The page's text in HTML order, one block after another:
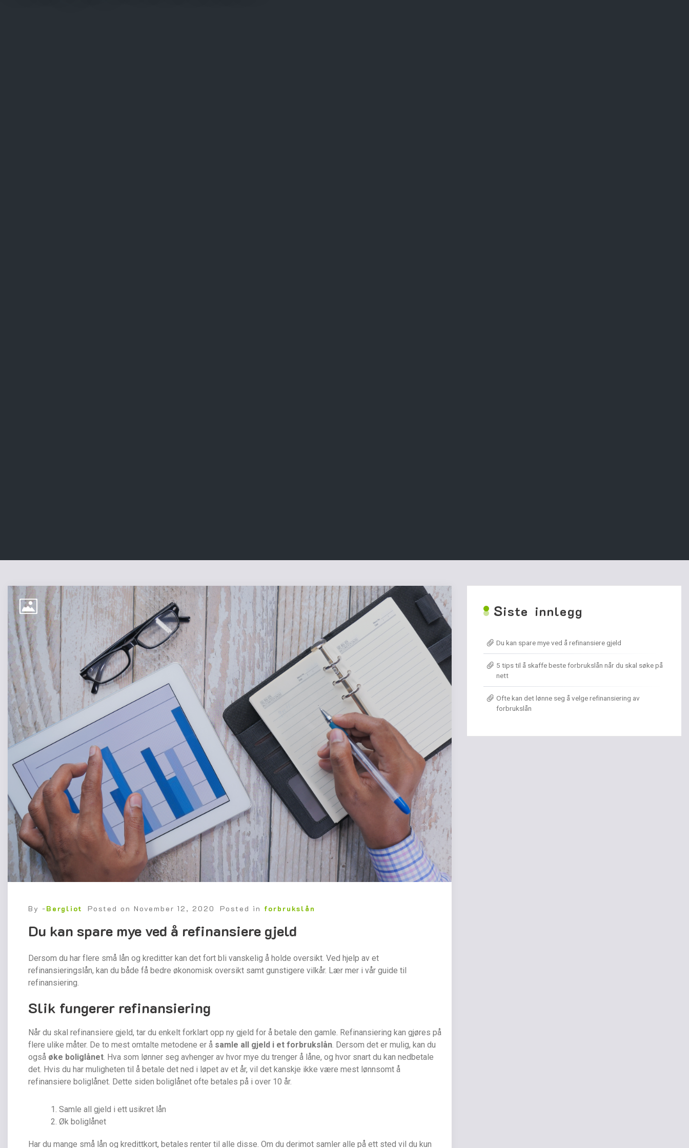
By -Bergliot Posted on November 12, 2020 Posted in forbrukslån
Du kan spare mye ved å refinansiere gjeld
Dersom du har flere små lån og kreditter kan det fort bli vanskelig å holde oversikt. Ved hjelp av et
refinansieringslån, kan du både få bedre økonomisk oversikt samt gunstigere vilkår. Lær mer i vår guide til
refinansiering.
Slik fungerer refinansiering
Når du skal refinansiere gjeld, tar du enkelt forklart opp ny gjeld for å betale den gamle. Refinansiering kan gjøres på
flere ulike måter. De to mest omtalte metodene er å samle all gjeld i et forbrukslån. Dersom det er mulig, kan du
også øke boliglånet. Hva som lønner seg avhenger av hvor mye du trenger å låne, og hvor snart du kan nedbetale
det. Hvis du har muligheten til å betale det ned i løpet av et år, vil det kanskje ikke være mest lønnsomt å
refinansiere boliglånet. Dette siden boliglånet ofte betales på i over 10 år.
Samle all gjeld i ett usikret lån
Øk boliglånet
Har du mange små lån og kredittkort, betales renter til alle disse. Om du derimot samler alle på ett sted vil du kun
Siste innlegg
Du kan spare mye ved å refinansiere gjeld
5 tips til å skaffe beste forbrukslån når du skal søke på
nett
Ofte kan det lønne seg å velge refinansiering av
forbrukslån